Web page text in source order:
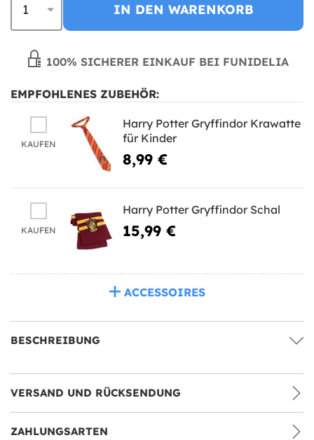
IN DEN WARENKORB
100% SICHERER EINKAUF BEI FUNIDELIA
EMPFOHLENES ZUBEHÖR:
KAUFEN
Harry Potter Gryffindor Krawatte
für Kinder
8,99 €
KAUFEN
Harry Potter Gryffindor Schal
15,99 €
ACCESSOIRES
BESCHREIBUNG
VERSAND UND RÜCKSENDUNG
ZAHLUNGSARTEN